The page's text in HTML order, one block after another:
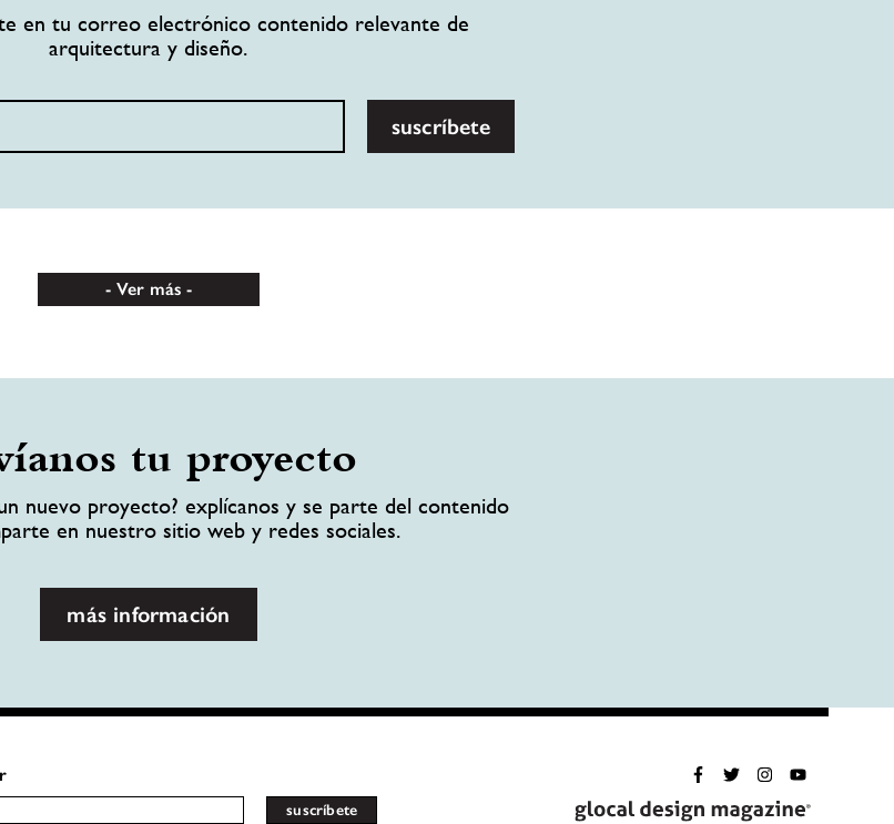
en tu correo electrónico contenido relevante de
arquitectura y diseño.
suscríbete
Ver más
tu proyecto
nuevo proyecto? explícanos y se parte del contenido
en nuestro sitio web y redes sociales.
más información
suscríbete